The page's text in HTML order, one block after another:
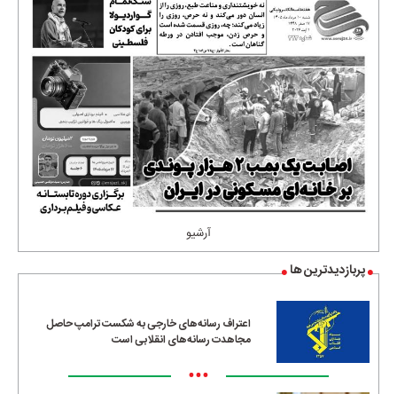
آرشیو
پربازدیدترین ها
اعتراف رسانه‌های خارجی به شکست ترامپ حاصل
مجاهدت رسانه‌های انقلابی است
•••